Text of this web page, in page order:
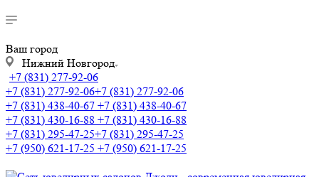
Ваш город
Нижний Новгород
+7 (831) 277-92-06
+7 (831) 277-92-06+7 (831) 277-92-06
+7 (831) 438-40-67 +7 (831) 438-40-67
+7 (831) 430-16-88 +7 (831) 430-16-88
+7 (831) 295-47-25+7 (831) 295-47-25
+7 (950) 621-17-25 +7 (950) 621-17-25